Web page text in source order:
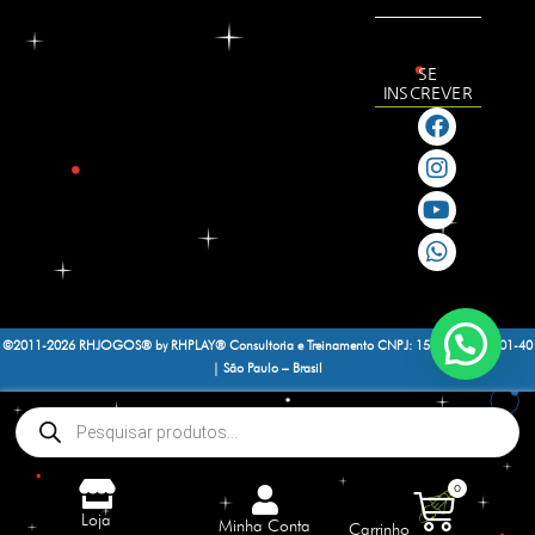
SE
INSCREVER
©2011-2026 RHJOGOS® by RHPLAY® Consultoria e Treinamento CNPJ: 15.188.464/0001-40
| São Paulo – Brasil
Loja Minha Conta
0
Carrinho